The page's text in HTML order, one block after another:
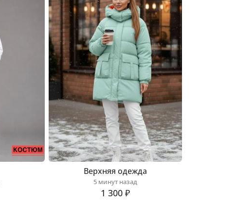
Верхняя одежда
5 минут назад
1 300 ₽